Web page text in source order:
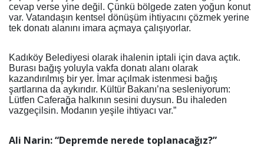
cevap verse yine değil. Çünkü bölgede zaten yoğun konut
var. Vatandaşın kentsel dönüşüm ihtiyacını çözmek yerine
tek donatı alanını imara açmaya çalışıyorlar.
Kadıköy Belediyesi olarak ihalenin iptali için dava açtık.
Burası bağış yoluyla vakfa donatı alanı olarak
kazandırılmış bir yer. İmar açılmak istenmesi bağış
şartlarına da aykırıdır. Kültür Bakanı’na sesleniyorum:
Lütfen Caferağa halkının sesini duysun. Bu ihaleden
vazgeçilsin. Modanın yeşile ihtiyacı var.”
Ali Narin: “Depremde nerede toplanacağız?”